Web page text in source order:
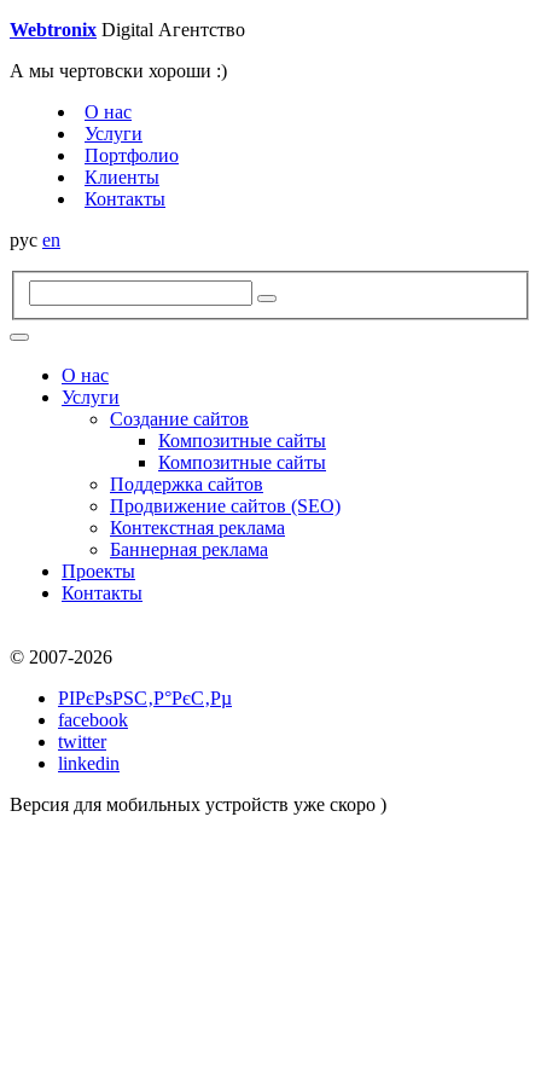
Webtronix Digital Агентство
А мы чертовски хороши :)
О нас
Услуги
Портфолио
Клиенты
Контакты
рус en
О нас
Услуги
Создание сайтов
Композитные сайты
Композитные сайты
Поддержка сайтов
Продвижение сайтов (SEO)
Контекстная реклама
Баннерная реклама
Проекты
Контакты
© 2007-2026
РІРєРѕРЅС‚Р°РєС‚Рµ
facebook
twitter
linkedin
Версия для мобильных устройств уже скоро )